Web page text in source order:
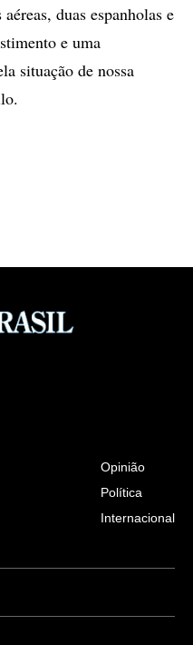
duas espanholas e
e uma
situação de nossa
Opinião
Política
Internacional